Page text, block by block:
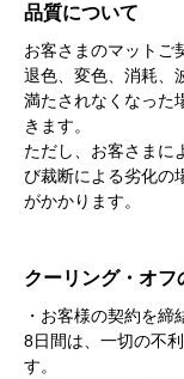
品質について
お客さまのマットご
退色、変色、消耗、
満たされなくなった
きます。
ただし、お客さまに
び裁断による劣化の
がかかります。
クーリング・オフ
・お客様の契約を
8日間は、一切の不
す。